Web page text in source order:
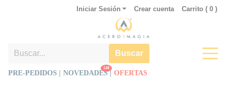
Carrito ( 0 )
Crear cuenta
Iniciar Sesión
Buscar
PRE-PEDIDOS | NOVEDADES
148
| OFERTAS